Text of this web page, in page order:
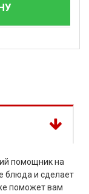
помощник на
блюда и сделает
поможет вам